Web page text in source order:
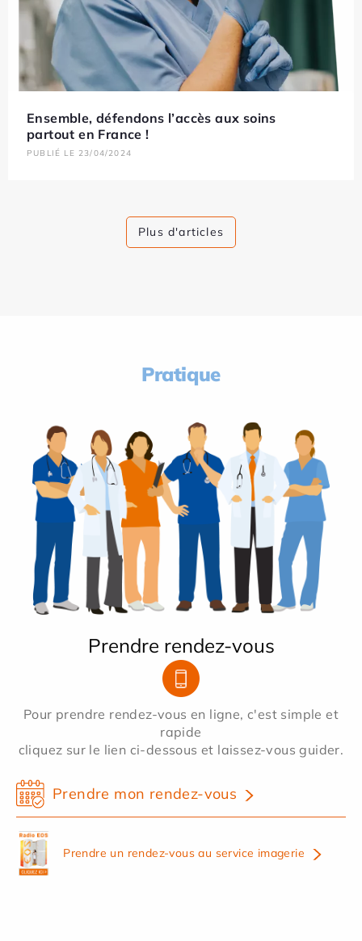
Ensemble, défendons l’accès aux soins
partout en France !
PUBLIÉ LE 23/04/2024
Plus d'articles
Pratique
Prendre rendez-vous
Pour prendre rendez-vous en ligne, c'est simple et
rapide
cliquez sur le lien ci-dessous et laissez-vous guider.
Prendre mon rendez-vous
Prendre un rendez-vous au service imagerie